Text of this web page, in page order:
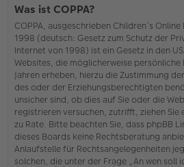
Was ist COPPA?
COPPA, ausgeschrieben Children’s
1998 (deutsch: Gesetz zum Schutz der
Internet von 1998) ist ein Gesetz in den
Websites, die möglicherweise
Jahren erheben, hierzu die Zustimmung
des oder der Erziehungsberechtigten
unsicher sind, ob dies auf Sie oder die
registrieren versuchen, zutrifft, ziehen Sie
zu Rate. Bitte beachten Sie, dass phpBB
dieses Boards keine Rechtsberatung
Anlaufstelle für Rechtsangelegenheiten
solchen, die unter der Frage „An wen soll